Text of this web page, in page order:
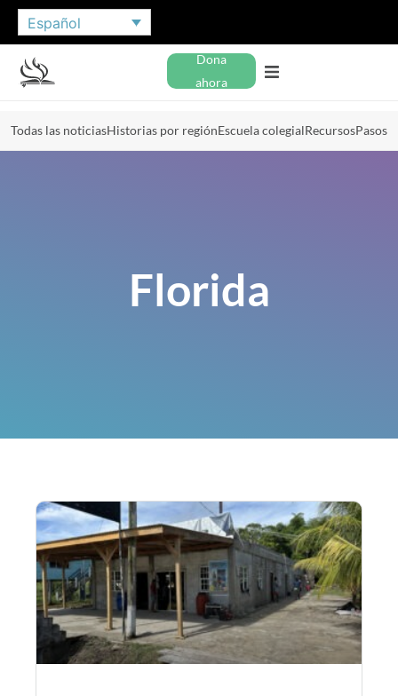
Español
Dona
ahora
Todas las noticiasHistorias por regiónEscuela colegialRecursosPasos
Florida